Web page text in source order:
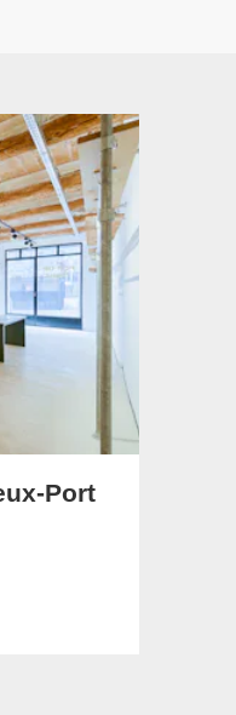
Port